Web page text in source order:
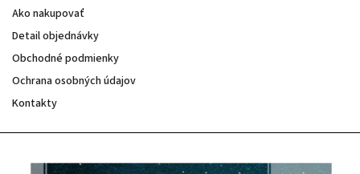
Ako nakupovať
Detail objednávky
Obchodné podmienky
Ochrana osobných údajov
Kontakty